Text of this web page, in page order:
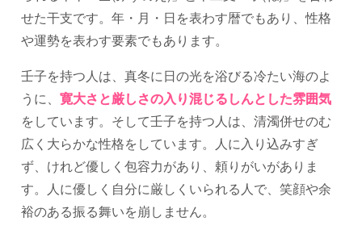
せた干支です。年・月・日を表わす暦でもあり、性格
や運勢を表わす要素でもあります。
壬子を持つ人は、真冬に日の光を浴びる冷たい海のよ
うに、 寛大さと厳しさの入り混じるしんとした雰囲気
をしています。そして壬子を持つ人は、清濁併せのむ
広く大らかな性格をしています。人に入り込みすぎ
ず、けれど優しく包容力があり、頼りがいがありま
す。人に優しく自分に厳しくいられる人で、笑顔や余
裕のある振る舞いを崩しません。